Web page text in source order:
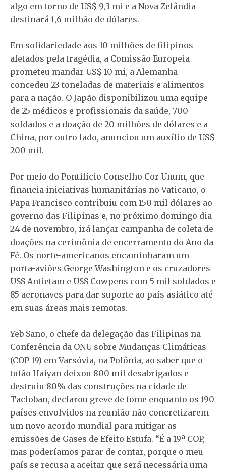
algo em torno de US$ 9,3 mi e a Nova Zelândia
destinará 1,6 milhão de dólares.
Em solidariedade aos 10 milhões de filipinos
afetados pela tragédia, a Comissão Europeia
prometeu mandar US$ 10 mi, a Alemanha
concedeu 23 toneladas de materiais e alimentos
para a nação. O Japão disponibilizou uma equipe
de 25 médicos e profissionais da saúde, 700
soldados e a doação de 20 milhões de dólares e a
China, por outro lado, anunciou um auxílio de US$
200 mil.
Por meio do Pontifício Conselho Cor Unum, que
financia iniciativas humanitárias no Vaticano, o
Papa Francisco contribuiu com 150 mil dólares ao
governo das Filipinas e, no próximo domingo dia
24 de novembro, irá lançar campanha de coleta de
doações na cerimônia de encerramento do Ano da
Fé. Os norte-americanos encaminharam um
porta-aviões George Washington e os cruzadores
USS Antietam e USS Cowpens com 5 mil soldados e
85 aeronaves para dar suporte ao país asiático até
em suas áreas mais remotas.
Yeb Sano, o chefe da delegação das Filipinas na
Conferência da ONU sobre Mudanças Climáticas
(COP 19) em Varsóvia, na Polônia, ao saber que o
tufão Haiyan deixou 800 mil desabrigados e
destruiu 80% das construções na cidade de
Tacloban, declarou greve de fome enquanto os 190
países envolvidos na reunião não concretizarem
um novo acordo mundial para mitigar as
emissões de Gases de Efeito Estufa. “É a 19ª COP,
mas poderíamos parar de contar, porque o meu
país se recusa a aceitar que será necessária uma